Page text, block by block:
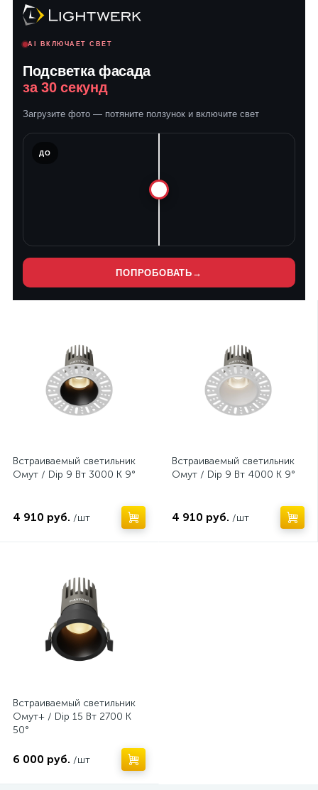
AI ВКЛЮЧАЕТ СВЕТ
Подсветка фасада
за 30 секунд
Загрузите фото — потяните ползунок и включите свет
ДО
ПОПРОБОВАТЬ →
Встраиваемый светильник
Омут / Dip 9 Вт 3000 К 9°
4 910 руб. /шт
Встраиваемый светильник
Омут / Dip 9 Вт 4000 К 9°
4 910 руб. /шт
Встраиваемый светильник
Омут+ / Dip 15 Вт 2700 К
50°
6 000 руб. /шт